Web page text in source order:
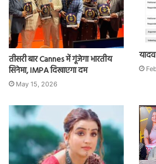
तीसरी बार Cannes में गूंजेगा भारतीय
सिनेमा, IMPA दिखाएगा दम
May 15, 2026